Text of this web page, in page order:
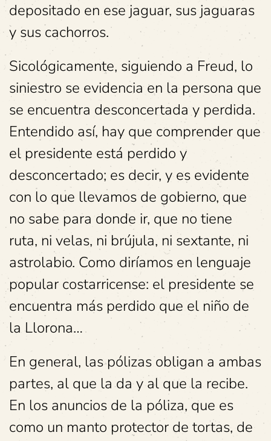
depositado en ese jaguar, sus jaguaras
y sus cachorros.
Sicológicamente, siguiendo a Freud, lo
siniestro se evidencia en la persona que
se encuentra desconcertada y perdida.
Entendido así, hay que comprender que
el presidente está perdido y
desconcertado; es decir, y es evidente
con lo que llevamos de gobierno, que
no sabe para donde ir, que no tiene
ruta, ni velas, ni brújula, ni sextante, ni
astrolabio. Como diríamos en lenguaje
popular costarricense: el presidente se
encuentra más perdido que el niño de
la Llorona…
En general, las pólizas obligan a ambas
partes, al que la da y al que la recibe.
En los anuncios de la póliza, que es
como un manto protector de tortas, de